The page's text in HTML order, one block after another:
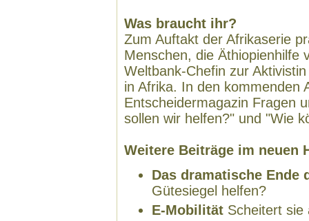
Was braucht ihr?
Zum Auftakt der Afrikaserie
Menschen, die Äthiopienhilfe
Weltbank-Chefin zur
in Afrika. In den kommenden
Entscheidermagazin Fragen
sollen wir helfen?" und "Wie
Weitere Beiträge im neuen
Das dramatische Ende
Gütesiegel helfen?
E-Mobilität Scheitert sie